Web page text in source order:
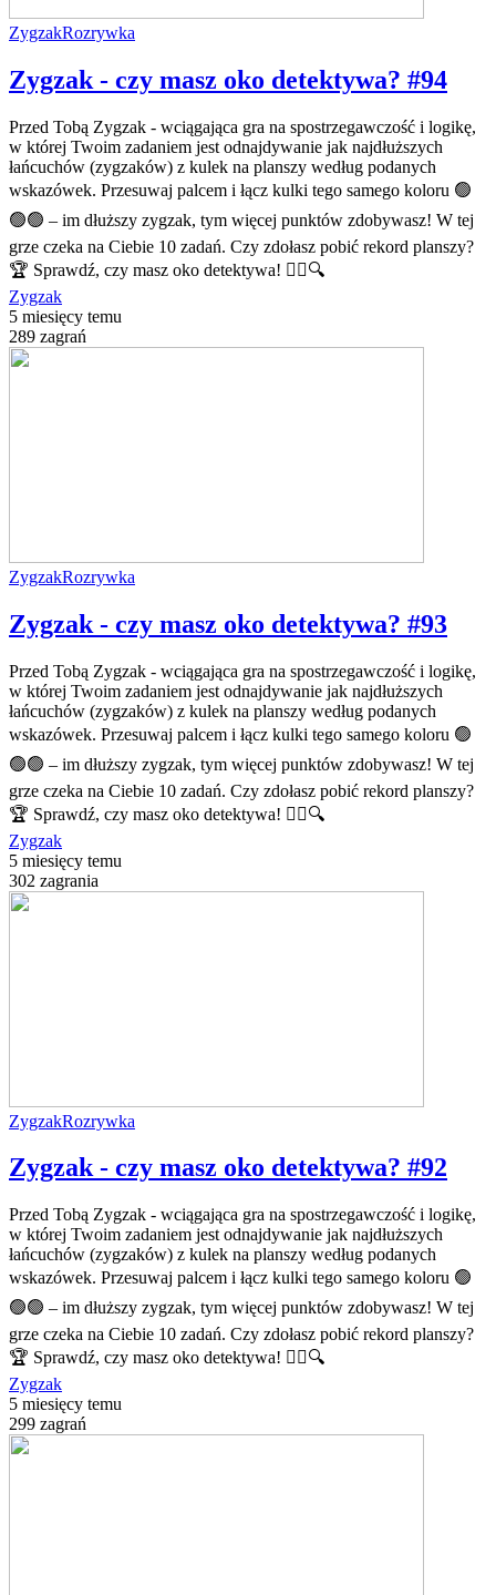
ZygzakRozrywka
Zygzak - czy masz oko detektywa? #94
Przed Tobą Zygzak - wciągająca gra na spostrzegawczość i logikę,
w której Twoim zadaniem jest odnajdywanie jak najdłuższych
łańcuchów (zygzaków) z kulek na planszy według podanych
wskazówek. Przesuwaj palcem i łącz kulki tego samego koloru 🟢
🟢🟢 – im dłuższy zygzak, tym więcej punktów zdobywasz! W tej
grze czeka na Ciebie 10 zadań. Czy zdołasz pobić rekord planszy?
🏆 Sprawdź, czy masz oko detektywa! 🕵️‍♂️🔍
Zygzak
5 miesięcy temu
289 zagrań
ZygzakRozrywka
Zygzak - czy masz oko detektywa? #93
Przed Tobą Zygzak - wciągająca gra na spostrzegawczość i logikę,
w której Twoim zadaniem jest odnajdywanie jak najdłuższych
łańcuchów (zygzaków) z kulek na planszy według podanych
wskazówek. Przesuwaj palcem i łącz kulki tego samego koloru 🟢
🟢🟢 – im dłuższy zygzak, tym więcej punktów zdobywasz! W tej
grze czeka na Ciebie 10 zadań. Czy zdołasz pobić rekord planszy?
🏆 Sprawdź, czy masz oko detektywa! 🕵️‍♂️🔍
Zygzak
5 miesięcy temu
302 zagrania
ZygzakRozrywka
Zygzak - czy masz oko detektywa? #92
Przed Tobą Zygzak - wciągająca gra na spostrzegawczość i logikę,
w której Twoim zadaniem jest odnajdywanie jak najdłuższych
łańcuchów (zygzaków) z kulek na planszy według podanych
wskazówek. Przesuwaj palcem i łącz kulki tego samego koloru 🟢
🟢🟢 – im dłuższy zygzak, tym więcej punktów zdobywasz! W tej
grze czeka na Ciebie 10 zadań. Czy zdołasz pobić rekord planszy?
🏆 Sprawdź, czy masz oko detektywa! 🕵️‍♂️🔍
Zygzak
5 miesięcy temu
299 zagrań